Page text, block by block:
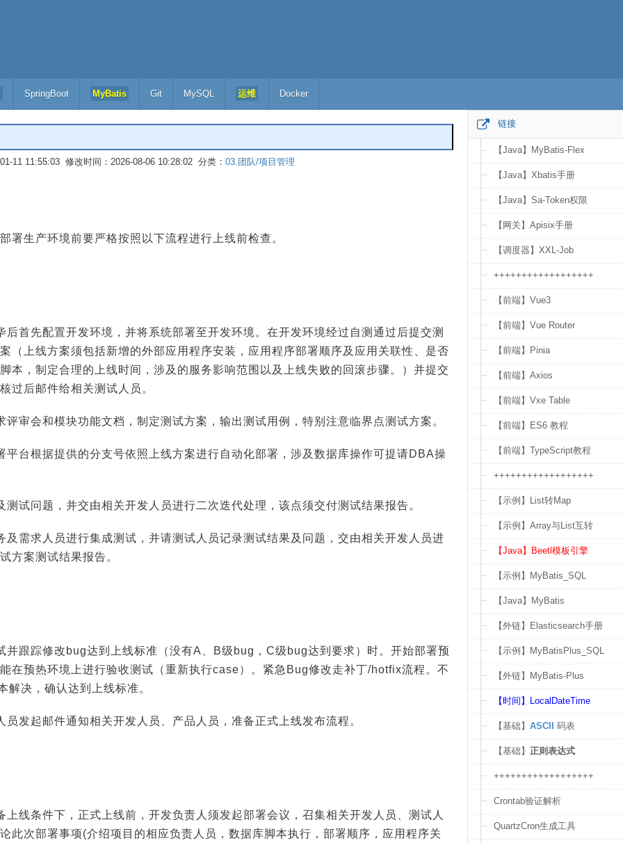
SpringBoot MyBatis Git MySQL 运维 Docker
11 11:55:03 修改时间：2026-08-06 10:28:02 分类： 03.团队/项目管理
署生产环境前要严格按照以下流程进行上线前检查。
后首先配置开发环境，并将系统部署至开发环境。在开发环境经过自测通过后提交测
（上线方案须包括新增的外部应用程序安装，应用程序部署顺序及应用关联性、是否
本，制定合理的上线时间，涉及的服务影响范围以及上线失败的回滚步骤。）并提交
过后邮件给相关测试人员。
审会和模块功能文档，制定测试方案，输出测试用例，特别注意临界点测试方案。
平台根据提供的分支号依照上线方案进行自动化部署，涉及数据库操作可提请DBA操
试问题，并交由相关开发人员进行二次迭代处理，该点须交付测试结果报告。
及需求人员进行集成测试，并请测试人员记录测试结果及问题，交由相关开发人员进
方案测试结果报告。
并跟踪修改bug达到上线标准（没有A、B级bug，C级bug达到要求）时。开始部署预
在预热环境上进行验收测试（重新执行case）。紧急Bug修改走补丁/hotfix流程。不
解决，确认达到上线标准。
发起邮件通知相关开发人员、产品人员，准备正式上线发布流程。
上线条件下，正式上线前，开发负责人须发起部署会议，召集相关开发人员、测试人
此次部署事项(介绍项目的相应负责人员，数据库脚本执行，部署顺序，应用程序关
链接
【Java】MyBatis-Flex
【Java】Xbatis手册
【Java】Sa-Token权限
【网关】Apisix手册
【调度器】XXL-Job
++++++++++++++++++
【前端】Vue3
【前端】Vue Router
【前端】Pinia
【前端】Axios
【前端】Vxe Table
【前端】ES6 教程
【前端】TypeScript教程
++++++++++++++++++
【示例】List转Map
【示例】Array与List互转
【Java】Beetl模板引擎
【示例】MyBatis_SQL
【Java】MyBatis
【外链】Elasticsearch手册
【示例】MyBatisPlus_SQL
【外链】MyBatis-Plus
【时间】LocalDateTime
【基础】 ASCII 码表
【基础】 正则表达式
++++++++++++++++++
Crontab验证解析
QuartzCron生成工具